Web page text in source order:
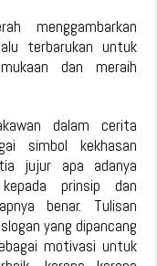
menggambarkan
terbarukan untuk
dan meraih
dalam cerita
simbol kekhasan
jujur apa adanya
prinsip dan
benar. Tulisan
yang dipancang
motivasi untuk